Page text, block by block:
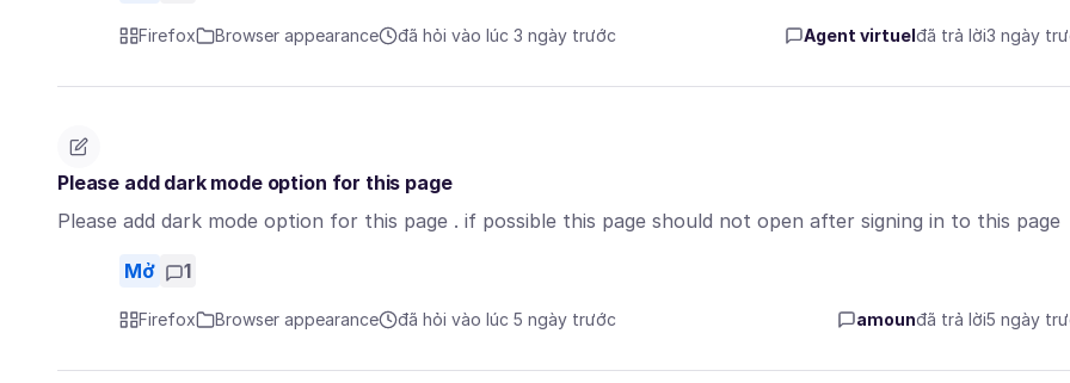
Firefox Browser appearance đã hỏi vào lúc 3 ngày trước Agent virtuelđã trả lời3 ngày
Please add dark mode option for this page
Please add dark mode option for this page . if possible this page should not open after signing in to this page
Mở 1
Firefox Browser appearance đã hỏi vào lúc 5 ngày trước amounđã trả lời5 ngày